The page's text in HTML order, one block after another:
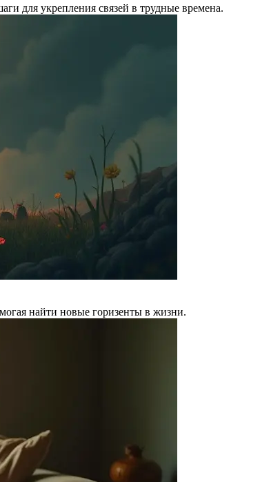
для укрепления связей в трудные времена.
найти новые горизенты в жизни.